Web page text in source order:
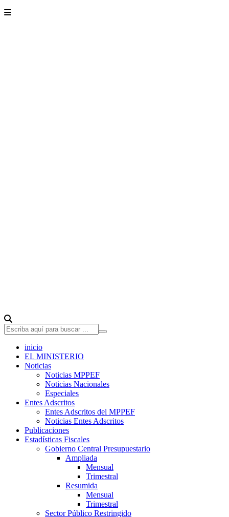
inicio
EL MINISTERIO
Noticias
Noticias MPPEF
Noticias Nacionales
Especiales
Entes Adscritos
Entes Adscritos del MPPEF
Noticias Entes Adscritos
Publicaciones
Estadísticas Fiscales
Gobierno Central Presupuestario
Ampliada
Mensual
Trimestral
Resumida
Mensual
Trimestral
Sector Público Restringido